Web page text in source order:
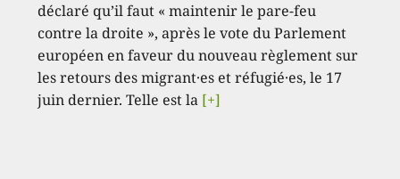
déclaré qu’il faut « maintenir le pare-feu
contre la droite », après le vote du Parlement
européen en faveur du nouveau règlement sur
les retours des migrant·es et réfugié·es, le 17
juin dernier. Telle est la [+]